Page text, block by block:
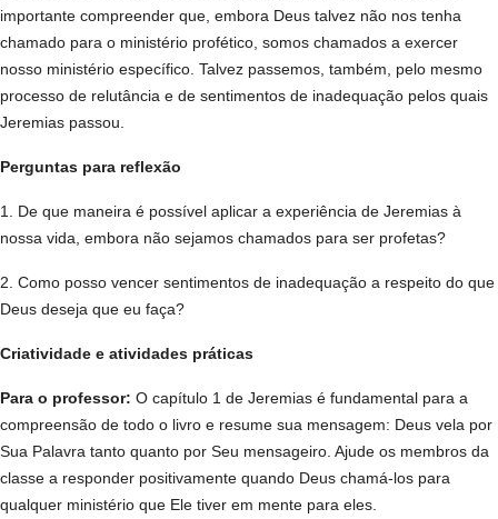
importante compreender que, embora Deus talvez não nos tenha
chamado para o ministério profético, somos chamados a exercer
nosso ministério específico. Talvez passemos, também, pelo mesmo
processo de relutância e de sentimentos de inadequação pelos quais
Jeremias passou.
Perguntas para reflexão
1. De que maneira é possível aplicar a experiência de Jeremias à
nossa vida, embora não sejamos chamados para ser profetas?
2. Como posso vencer sentimentos de inadequação a respeito do que
Deus deseja que eu faça?
Criatividade e atividades práticas
Para o professor: O capítulo 1 de Jeremias é fundamental para a
compreensão de todo o livro e resume sua mensagem: Deus vela por
Sua Palavra tanto quanto por Seu mensageiro. Ajude os membros da
classe a responder positivamente quando Deus chamá-los para
qualquer ministério que Ele tiver em mente para eles.